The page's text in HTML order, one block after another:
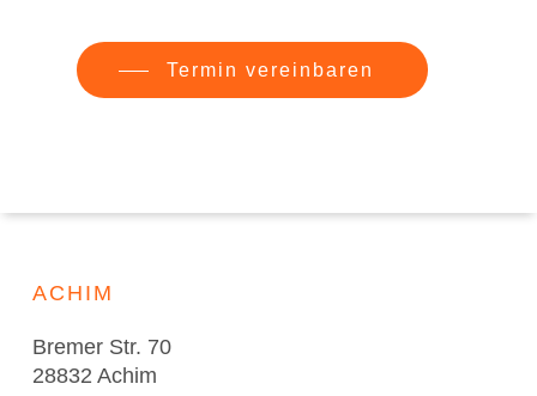
Termin vereinbaren
ACHIM
Bremer Str. 70
28832 Achim